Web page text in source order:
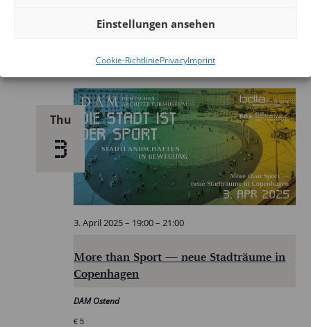
Einstellungen ansehen
Cookie-RichtliniePrivacyImprint
Thu
3
More than Sport — neue Stadträume in
Copenhagen
3. April 2025 – 19:00–21:00
DAM Ostend
€ 5